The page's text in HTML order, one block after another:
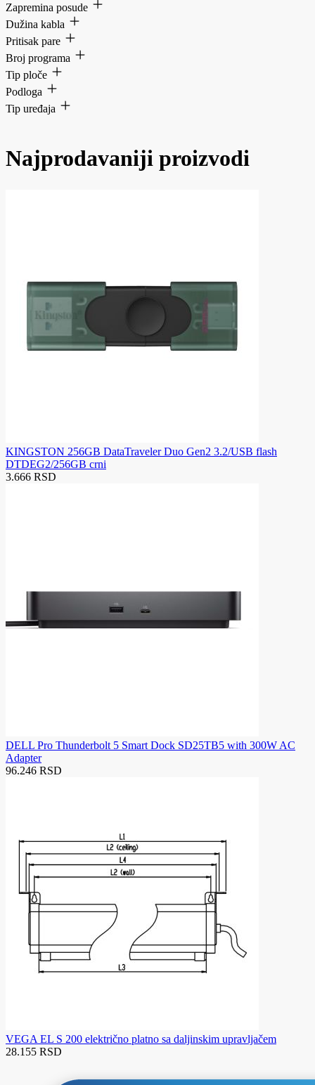
Zapremina posude
Dužina kabla
Pritisak pare
Broj programa
Tip ploče
Podloga
Tip uređaja
Najprodavaniji proizvodi
KINGSTON 256GB DataTraveler Duo Gen2 3.2/USB flash
DTDEG2/256GB crni
3.666 RSD
DELL Pro Thunderbolt 5 Smart Dock SD25TB5 with 300W AC
Adapter
96.246 RSD
VEGA EL S 200 električno platno sa daljinskim upravljačem
28.155 RSD